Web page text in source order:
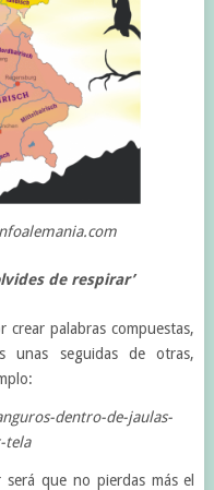
de respirar’
palabras compuestas,
unas seguidas de otras,
dentro-de-jaulas-
tela
que no pierdas más el